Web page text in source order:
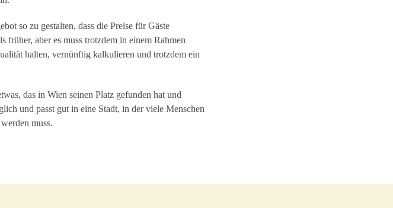
so zu gestalten, dass die Preise für Gäste
früher, aber es muss trotzdem in einem Rahmen
halten, vernünftig kalkulieren und trotzdem ein
das in Wien seinen Platz gefunden hat und
und passt gut in eine Stadt, in der viele Menschen
muss.